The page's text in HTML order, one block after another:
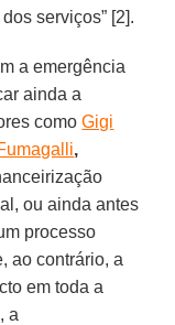
serviços” [2].
a emergência
ainda a
comoGigi
,
ou ainda antes
processo
ao contrário, a
em toda a
a